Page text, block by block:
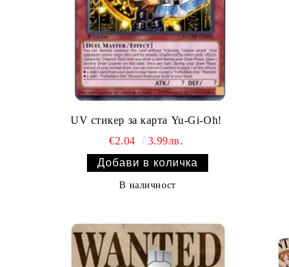
UV стикер за карта Yu-Gi-Oh!
€2.04
3.99лв.
В наличност